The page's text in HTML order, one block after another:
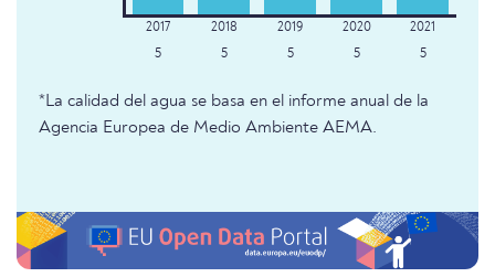
5 5 5 5 5
*La calidad del agua se basa en el informe anual de la
Agencia Europea de Medio Ambiente AEMA.